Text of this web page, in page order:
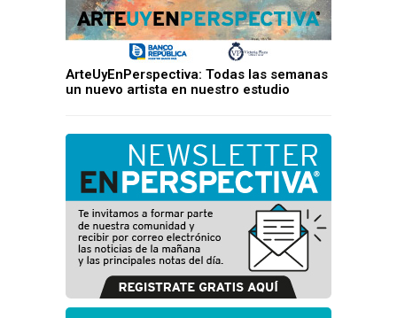
ArteUyEnPerspectiva: Todas las semanas
un nuevo artista en nuestro estudio